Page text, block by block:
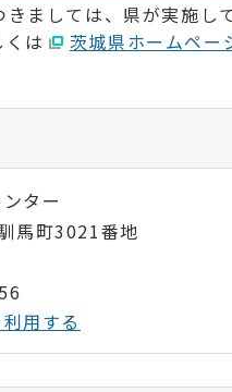
ましては、県が実施
は
茨城県ホームペー
ター
馬町3021番地
用する